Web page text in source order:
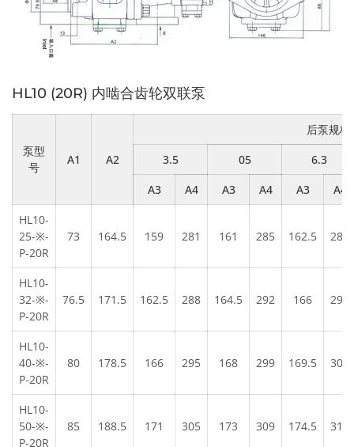
HL10 (20R) 内啮合齿轮双联泵
泵型
号
A1 A2
后泵规格
3.5
05
6.3
A3
A4 A3 A4 A3
A4
HL10-
25-※-
P-20R
73 164.5 159 281 161 285 162.5 288
HL10-
32-※-
P-20R
76.5 171.5 162.5 288 164.5 292 166 295
HL10-
40-※-
P-20R
80 178.5 166 295 168 299 169.5 302
HL10-
50-※-
P-20R
85 188.5 171 305 173 309 174.5 312